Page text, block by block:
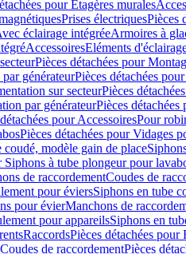
pour Etagères murales
Prises électriquesPièces
éclairage intégréeArmoires à
AccessoiresEléments
Pièces détachées pour
générateurPièces détachées
sur secteurPièces
par générateurPièces
pour AccessoiresPour
Pièces détachées pour Vidages
coudé, modèle gain de place
Siphons à tube plongeur pour
de raccordementCoudes de
pour éviersSiphons en tube
pour évierManchons de
pour appareilsSiphons en
RaccordsPièces détachées pour
Coudes de raccordementPièces